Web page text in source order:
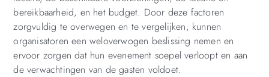
bereikbaarheid, en het budget. Door deze factoren
zorgvuldig te overwegen en te vergelijken, kunnen
organisatoren een weloverwogen beslissing nemen en
ervoor zorgen dat hun evenement soepel verloopt en aan
de verwachtingen van de gasten voldoet.